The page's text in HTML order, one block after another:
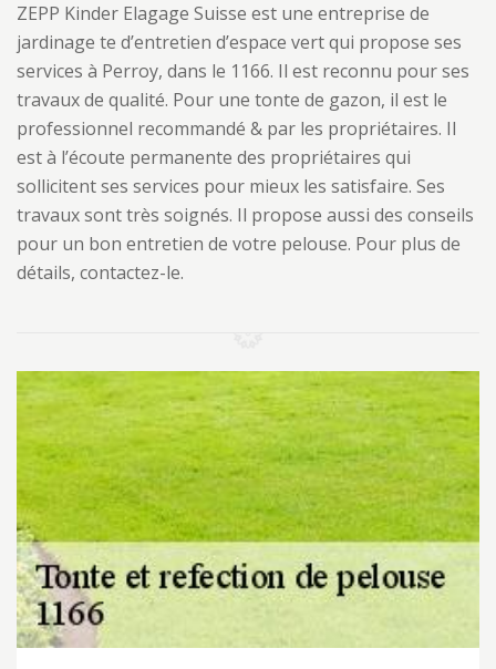
ZEPP Kinder Elagage Suisse est une entreprise de
jardinage te d’entretien d’espace vert qui propose ses
services à Perroy, dans le 1166. Il est reconnu pour ses
travaux de qualité. Pour une tonte de gazon, il est le
professionnel recommandé & par les propriétaires. Il
est à l’écoute permanente des propriétaires qui
sollicitent ses services pour mieux les satisfaire. Ses
travaux sont très soignés. Il propose aussi des conseils
pour un bon entretien de votre pelouse. Pour plus de
détails, contactez-le.